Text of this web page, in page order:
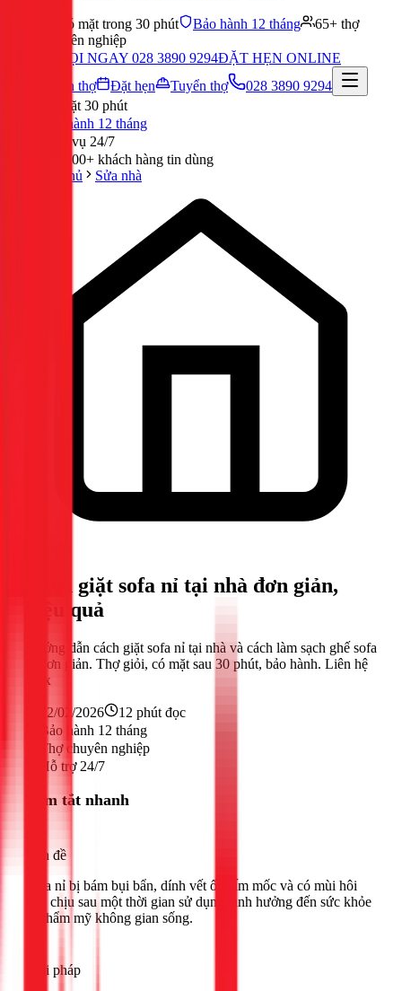
Có mặt trong 30 phút Bảo hành 12 tháng
65+ thợ
chuyên nghiệp
GỌI NGAY 028 3890 9294ĐẶT HẸN ONLINE
Tuyển thợ
Đặt hẹn Tuyển thợ
028 3890 9294
Có mặt 30 phút
Bảo hành 12 tháng
Phục vụ 24/7
300,000+ khách hàng tin dùng
Trang chủ
Sửa nhà
Cách giặt sofa nỉ tại nhà đơn giản,
hiệu quả
Hướng dẫn cách giặt sofa nỉ tại nhà và cách làm sạch ghế sofa
nỉ đơn giản. Thợ giỏi, có mặt sau 30 phút, bảo hành. Liên hệ
1Fix
22/02/2026 12 phút đọc
Bảo hành 12 tháng
Thợ chuyên nghiệp
Hỗ trợ 24/7
Tóm tắt nhanh
Vấn đề
Sofa nỉ bị bám bụi bẩn, dính vết ố, nấm mốc và có mùi hôi
khó chịu sau một thời gian sử dụng, ảnh hưởng đến sức khỏe
và thẩm mỹ không gian sống.
Giải pháp